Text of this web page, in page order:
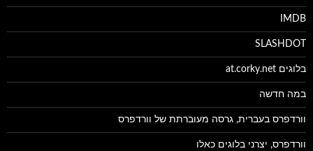
IMDB
SLASHDOT
בלוגים at.corky.net
במה חדשה
וורדפרס בעברית, גרסה מעוברתת של וורדפרס
וורדפרס, יצרני בלוגים כאלו